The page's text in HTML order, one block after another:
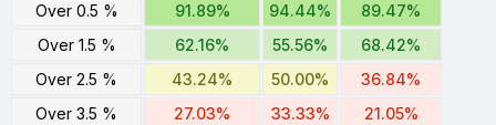
Over 0.5 %
91.89% 94.44%
89.47%
Over 1.5 %
62.16% 55.56%
68.42%
Over 2.5 %
43.24% 50.00%
36.84%
Over 3.5 %
27.03% 33.33%
21.05%